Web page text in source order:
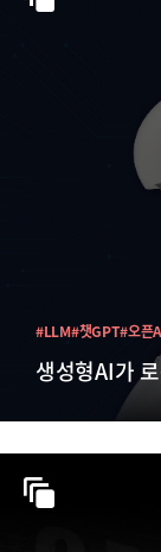
생성형AI가
#LLM#챗GPT#오픈